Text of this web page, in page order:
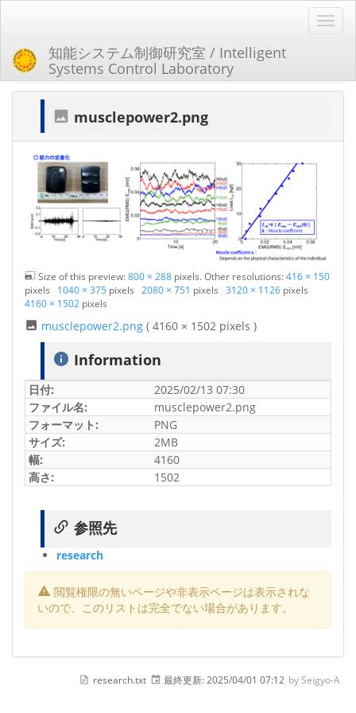
知能システム制御研究室 / Intelligent
Systems Control Laboratory
トレース
musclepower2.png
Size of this preview:800 × 288 pixels. Other resolutions:416 × 150
pixels 1040 × 375 pixels 2080 × 751 pixels 3120 × 1126 pixels
4160 × 1502 pixels
musclepower2.png( 4160 × 1502 pixels )
Information
日付:
2025/02/13 07:30
ファイル名:
musclepower2.png
フォーマット:
PNG
サイズ:
2MB
幅:
4160
高さ:
1502
参照先
research
閲覧権限の無いページや非表示ページは表示されな
いので、このリストは完全でない場合があります。
research.txt 最終更新:2025/04/01 07:12 bySeigyo-A